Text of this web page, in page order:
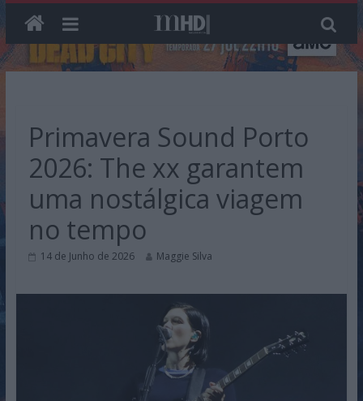
Primavera Sound Porto
2026: The xx garantem
uma nostálgica viagem
no tempo
14 de Junho de 2026 Maggie Silva